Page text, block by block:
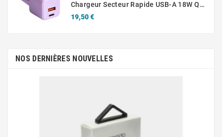
Chargeur Secteur Rapide USB-A 18W QC / USB-C 30W PD Compact GaN
19,50 €Prix
NOS DERNIÈRES NOUVELLES